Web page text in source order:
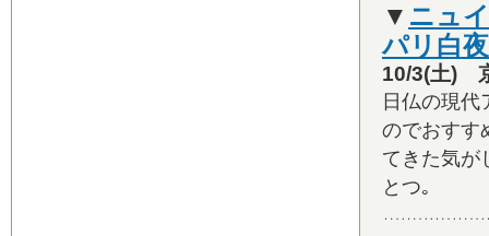
▼ ニュ
パリ白
10/3(土)
日仏の現
のでおすす
てきた気が
とつ｡